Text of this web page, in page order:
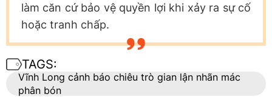
làm căn cứ bảo vệ quyền lợi khi xảy ra sự cố
hoặc tranh chấp.
TAGS:
Vĩnh Long cảnh báo chiêu trò gian lận nhãn mác
phân bón